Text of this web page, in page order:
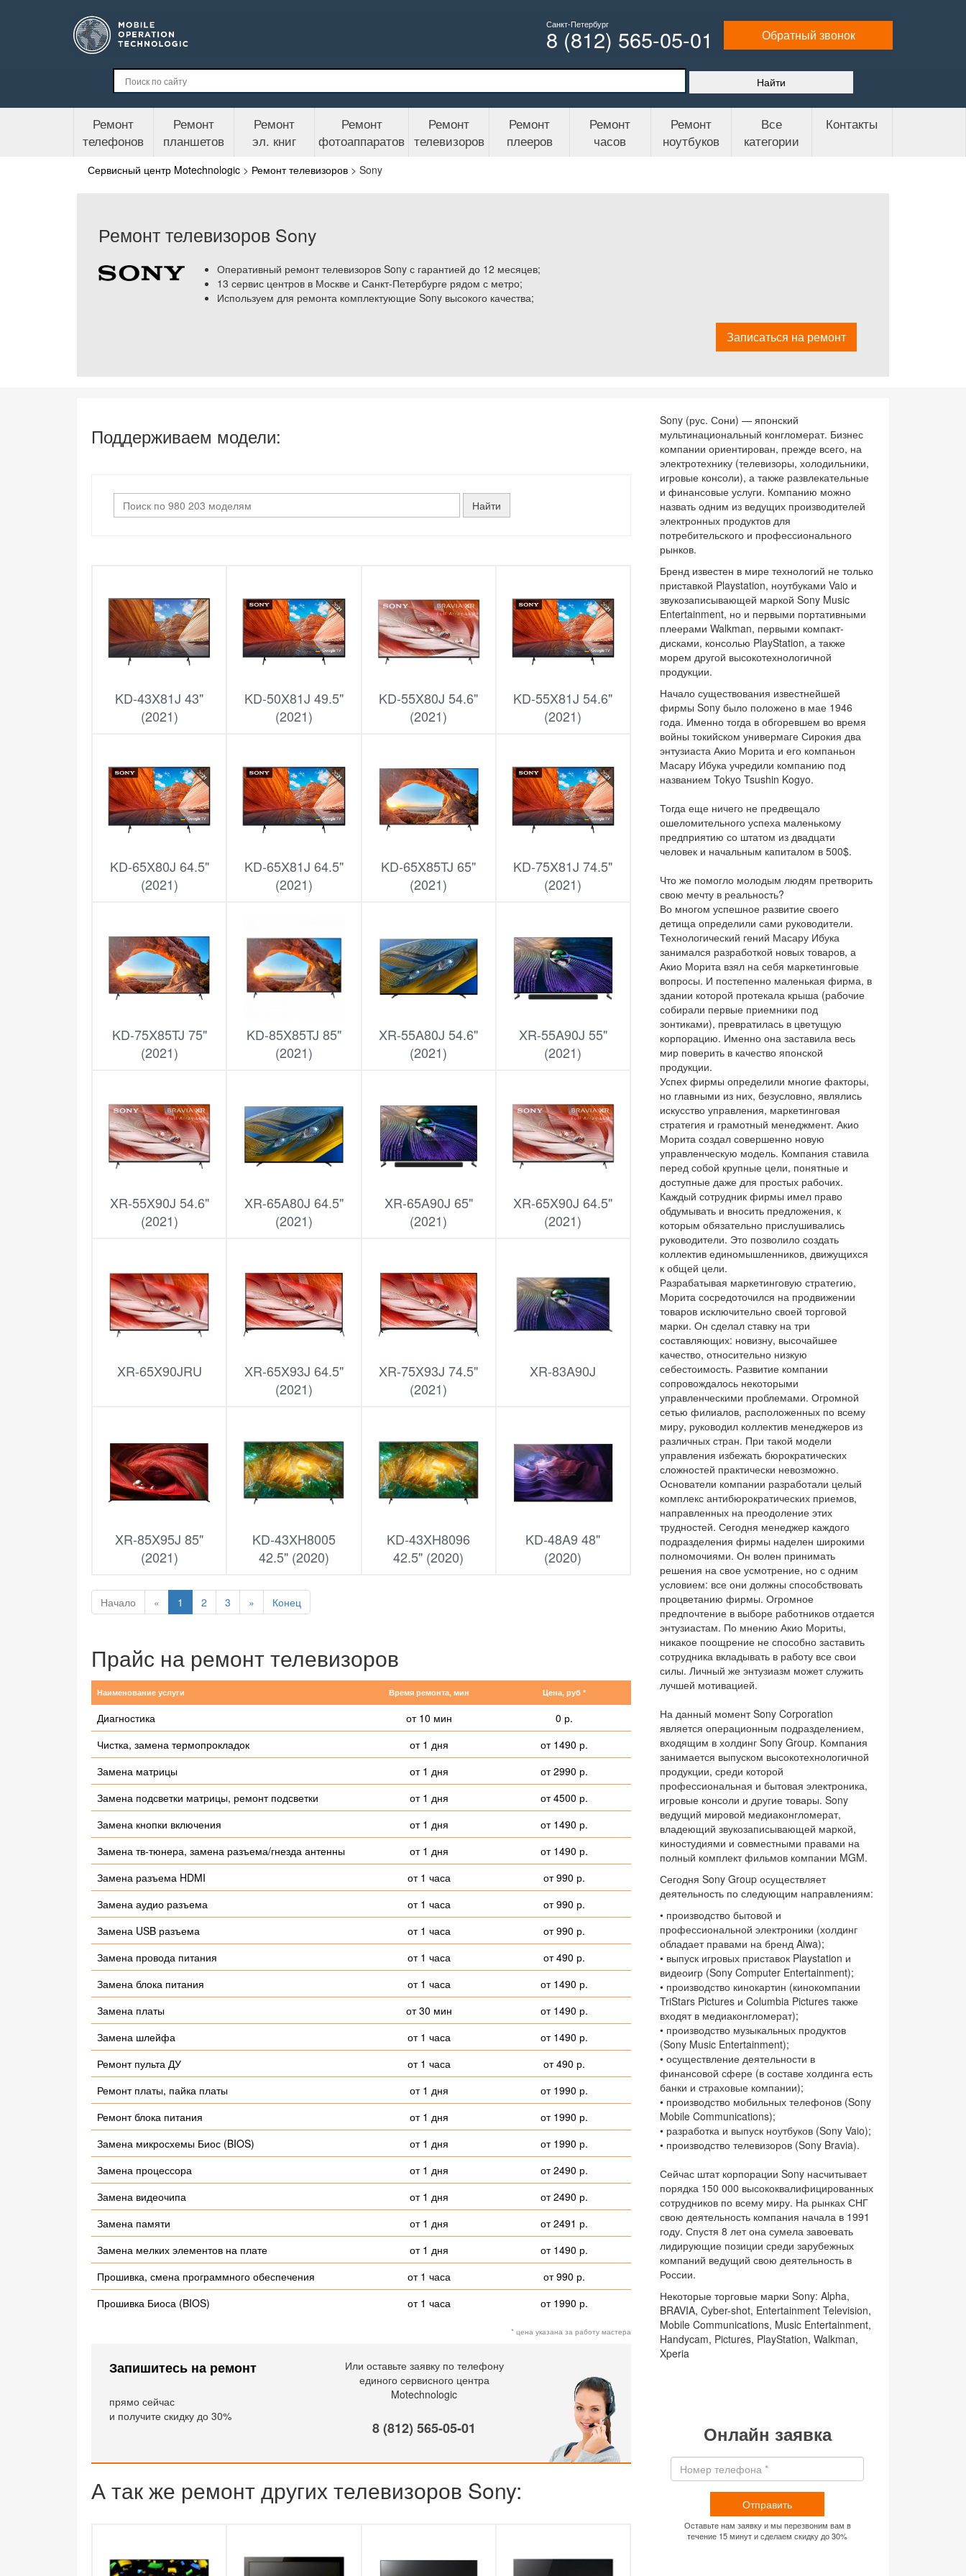
Санкт-Петербург
8 (812) 565-05-01 Обратный звонок
Ремонт
телефонов
Ремонт
планшетов
Ремонт
эл. книг
Ремонт
фотоаппаратов
Ремонт
телевизоров
Ремонт
плееров
Ремонт
часов
Ремонт
ноутбуков
Все
категории
Контакты
Сервисный центр Motechnologic > Ремонт телевизоров > Sony
Ремонт телевизоров Sony
Оперативный ремонт телевизоров Sony с гарантией до 12 месяцев;
13 сервис центров в Москве и Санкт-Петербурге рядом с метро;
Используем для ремонта комплектующие Sony высокого качества;
Записаться на ремонт
Поддерживаем модели:
KD-43X81J 43"
(2021)
KD-50X81J 49.5"
(2021)
KD-55X80J 54.6"
(2021)
KD-55X81J 54.6"
(2021)
KD-65X80J 64.5"
(2021)
KD-65X81J 64.5"
(2021)
KD-65X85TJ 65"
(2021)
KD-75X81J 74.5"
(2021)
KD-75X85TJ 75"
(2021)
KD-85X85TJ 85"
(2021)
XR-55A80J 54.6"
(2021)
XR-55A90J 55"
(2021)
XR-55X90J 54.6"
(2021)
XR-65A80J 64.5"
(2021)
XR-65A90J 65"
(2021)
XR-65X90J 64.5"
(2021)
XR-65X90JRU
XR-65X93J 64.5"
(2021)
XR-75X93J 74.5"
(2021)
XR-83A90J
XR-85X95J 85"
(2021)
KD-43XH8005
42.5" (2020)
KD-43XH8096
42.5" (2020)
KD-48A9 48"
(2020)
Начало « 1 2 3 » Конец
Прайс на ремонт телевизоров
Наименование услуги Время ремонта, мин Цена, руб *
Диагностика от 10 мин
0 р.
Чистка, замена термопрокладок
от 1 дня
от 1490 р.
Замена матрицы
от 1 дня
от 2990 р.
Замена подсветки матрицы, ремонт подсветки
от 1 дня
от 4500 р.
Замена кнопки включения
от 1 дня
от 1490 р.
Замена тв-тюнера, замена разъема/гнезда антенны
от 1 дня
от 1490 р.
Замена разъема HDMI
от 1 часа
от 990 р.
Замена аудио разъема
от 1 часа
от 990 р.
Замена USB разъема
от 1 часа
от 990 р.
Замена провода питания
от 1 часа
от 490 р.
Замена блока питания
от 1 часа
от 1490 р.
Замена платы
от 30 мин
от 1490 р.
Замена шлейфа
от 1 часа
от 1490 р.
Ремонт пульта ДУ
от 1 часа
от 490 р.
Ремонт платы, пайка платы
от 1 дня
от 1990 р.
Ремонт блока питания
от 1 дня
от 1990 р.
Замена микросхемы Биос (BIOS)
от 1 дня
от 1990 р.
Замена процессора
от 1 дня
от 2490 р.
Замена видеочипа
от 1 дня
от 2490 р.
Замена памяти
от 1 дня
от 2491 р.
Замена мелких элементов на плате
от 1 дня
от 1490 р.
Прошивка, смена программного обеспечения
от 1 часа
от 990 р.
Прошивка Биоса (BIOS)
от 1 часа от 1990 р.
* цена указана за работу мастера
Запишитесь на ремонт
прямо сейчас
и получите скидку до 30%
Или оставьте заявку по телефону
единого сервисного центра
Motechnologic
8 (812) 565-05-01
А так же ремонт других телевизоров Sony:
Sony (рус. Сони) — японский
мультинациональный конгломерат. Бизнес
компании ориентирован, прежде всего, на
электротехнику (телевизоры, холодильники,
игровые консоли), а также развлекательные
и финансовые услуги. Компанию можно
назвать одним из ведущих производителей
электронных продуктов для
потребительского и профессионального
рынков.
Бренд известен в мире технологий не только
приставкой Playstation, ноутбуками Vaio и
звукозаписывающей маркой Sony Music
Entertainment, но и первыми портативными
плеерами Walkman, первыми компакт-
дисками, консолью PlayStation, а также
морем другой высокотехнологичной
продукции.
Начало существования известнейшей
фирмы Sony было положено в мае 1946
года. Именно тогда в обгоревшем во время
войны токийском универмаге Сирокия два
энтузиаста Акио Морита и его компаньон
Масару Ибука учредили компанию под
названием Tokyo Tsushin Kogyo.
Тогда еще ничего не предвещало
ошеломительного успеха маленькому
предприятию со штатом из двадцати
человек и начальным капиталом в 500$.
Что же помогло молодым людям претворить
свою мечту в реальность?
Во многом успешное развитие своего
детища определили сами руководители.
Технологический гений Масару Ибука
занимался разработкой новых товаров, а
Акио Морита взял на себя маркетинговые
вопросы. И постепенно маленькая фирма, в
здании которой протекала крыша (рабочие
собирали первые приемники под
зонтиками), превратилась в цветущую
корпорацию. Именно она заставила весь
мир поверить в качество японской
продукции.
Успех фирмы определили многие факторы,
но главными из них, безусловно, являлись
искусство управления, маркетинговая
стратегия и грамотный менеджмент. Акио
Морита создал совершенно новую
управленческую модель. Компания ставила
перед собой крупные цели, понятные и
доступные даже для простых рабочих.
Каждый сотрудник фирмы имел право
обдумывать и вносить предложения, к
которым обязательно прислушивались
руководители. Это позволило создать
коллектив единомышленников, движущихся
к общей цели.
Разрабатывая маркетинговую стратегию,
Морита сосредоточился на продвижении
товаров исключительно своей торговой
марки. Он сделал ставку на три
составляющих: новизну, высочайшее
качество, относительно низкую
себестоимость. Развитие компании
сопровождалось некоторыми
управленческими проблемами. Огромной
сетью филиалов, расположенных по всему
миру, руководил коллектив менеджеров из
различных стран. При такой модели
управления избежать бюрократических
сложностей практически невозможно.
Основатели компании разработали целый
комплекс антибюрократических приемов,
направленных на преодоление этих
трудностей. Сегодня менеджер каждого
подразделения фирмы наделен широкими
полномочиями. Он волен принимать
решения на свое усмотрение, но с одним
условием: все они должны способствовать
процветанию фирмы. Огромное
предпочтение в выборе работников отдается
энтузиастам. По мнению Акио Мориты,
никакое поощрение не способно заставить
сотрудника вкладывать в работу все свои
силы. Личный же энтузиазм может служить
лучшей мотивацией.
На данный момент Sony Corporation
является операционным подразделением,
входящим в холдинг Sony Group. Компания
занимается выпуском высокотехнологичной
продукции, среди которой
профессиональная и бытовая электроника,
игровые консоли и другие товары. Sony
ведущий мировой медиаконгломерат,
владеющий звукозаписывающей маркой,
киностудиями и совместными правами на
полный комплект фильмов компании MGM.
Сегодня Sony Group осуществляет
деятельность по следующим направлениям:
• производство бытовой и
профессиональной электроники (холдинг
обладает правами на бренд Aiwa);
• выпуск игровых приставок Playstation и
видеоигр (Sony Computer Entertainment);
• производство кинокартин (кинокомпании
TriStars Pictures и Columbia Pictures также
входят в медиаконгломерат);
• производство музыкальных продуктов
(Sony Music Entertainment);
• осуществление деятельности в
финансовой сфере (в составе холдинга есть
банки и страховые компании);
• производство мобильных телефонов (Sony
Mobile Communications);
• разработка и выпуск ноутбуков (Sony Vaio);
• производство телевизоров (Sony Bravia).
Сейчас штат корпорации Sony насчитывает
порядка 150 000 высококвалифицированных
сотрудников по всему миру. На рынках СНГ
свою деятельность компания начала в 1991
году. Спустя 8 лет она сумела завоевать
лидирующие позиции среди зарубежных
компаний ведущий свою деятельность в
России.
Некоторые торговые марки Sony: Alpha,
BRAVIA, Cyber-shot, Entertainment Television,
Mobile Communications, Music Entertainment,
Handycam, Pictures, PlayStation, Walkman,
Xperia
Онлайн заявка
Отправить
Оставьте нам заявку и мы перезвоним вам в
течение 15 минут и сделаем скидку до 30%